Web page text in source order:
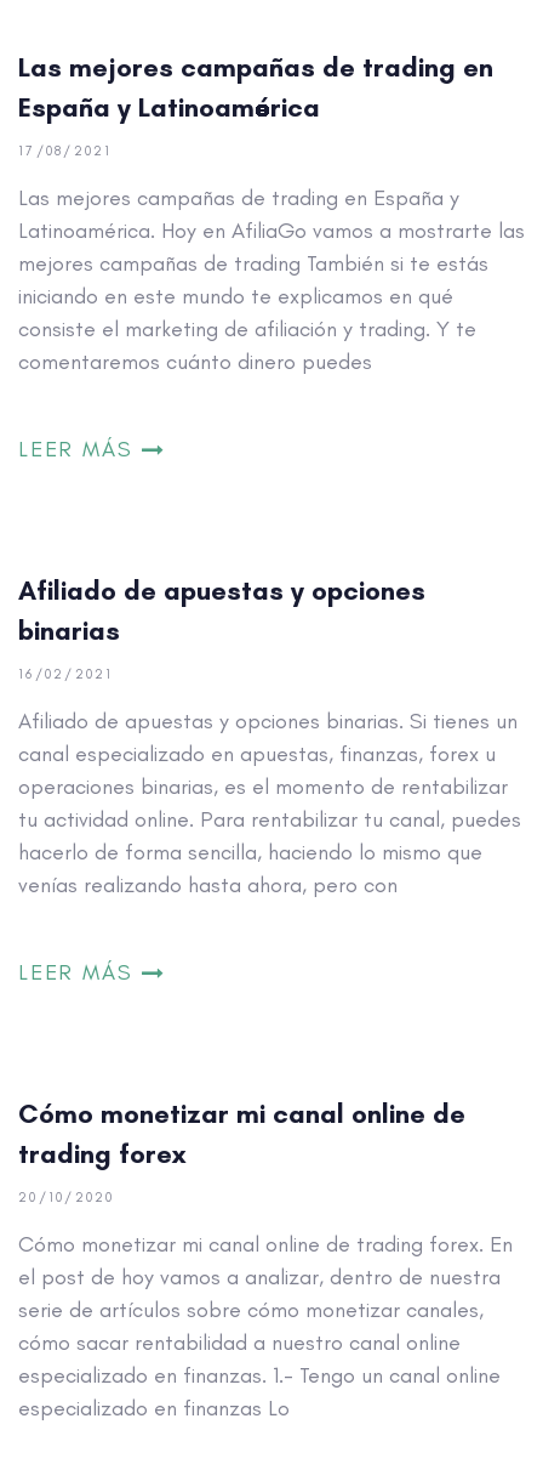
Las mejores campañas de trading en
España y Latinoamérica
17/08/2021
Las mejores campañas de trading en España y
Latinoamérica. Hoy en AfiliaGo vamos a mostrarte las
mejores campañas de trading También si te estás
iniciando en este mundo te explicamos en qué
consiste el marketing de afiliación y trading. Y te
comentaremos cuánto dinero puedes
LEER MÁS
Afiliado de apuestas y opciones
binarias
16/02/2021
Afiliado de apuestas y opciones binarias. Si tienes un
canal especializado en apuestas, finanzas, forex u
operaciones binarias, es el momento de rentabilizar
tu actividad online. Para rentabilizar tu canal, puedes
hacerlo de forma sencilla, haciendo lo mismo que
venías realizando hasta ahora, pero con
LEER MÁS
Cómo monetizar mi canal online de
trading forex
20/10/2020
Cómo monetizar mi canal online de trading forex. En
el post de hoy vamos a analizar, dentro de nuestra
serie de artículos sobre cómo monetizar canales,
cómo sacar rentabilidad a nuestro canal online
especializado en finanzas. 1.- Tengo un canal online
especializado en finanzas Lo